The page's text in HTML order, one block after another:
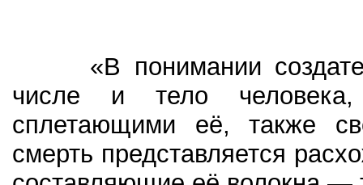
«В понимании
числе и тело человека,
сплетающими её, также
смерть представляется